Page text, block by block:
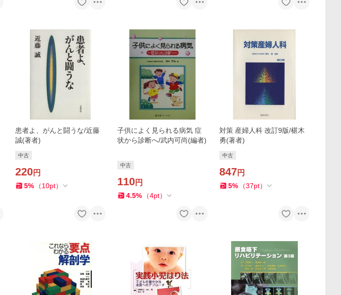
患者よ、がんと闘うな/近藤
誠(著者)
中古
220円
5% （10pt）
子供によく見られる病気 症
状から診断へ/武内可尚(編者)
中古
110円
4.5% （4pt）
対策 産婦人科 改訂9版/椹木
勇(著者)
中古
847円
5% （37pt）